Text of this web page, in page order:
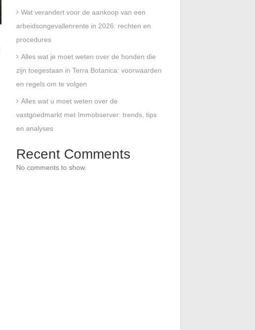
Wat verandert voor de aankoop van een
arbeidsongevallenrente in 2026: rechten en
procedures
Alles wat je moet weten over de honden die
zijn toegestaan in Terra Botanica: voorwaarden
en regels om te volgen
Alles wat u moet weten over de
vastgoedmarkt met Immobserver: trends, tips
en analyses
Recent Comments
No comments to show.